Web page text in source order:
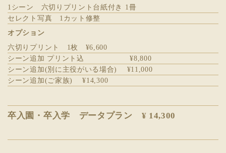
1シーン 六切りプリント台紙付き 1冊
セレクト写真 1カット修整
オプション
六切りプリント 1枚 ¥6,600
シーン追加 プリント込 ¥8,800
シーン追加(別に主役がいる場合) ¥11,000
シーン追加(ご家族) ¥14,300
卒入園・卒入学 データプラン ¥ 14,300